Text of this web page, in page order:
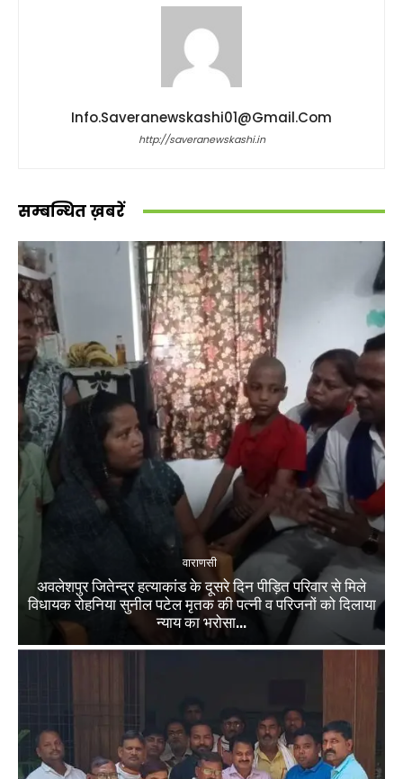
Info.saveranewskashi01@gmail.com
http://saveranewskashi.in
सम्बन्धित ख़बरें
वाराणसी
अवलेशपुर जितेन्द्र हत्याकांड के दूसरे दिन पीड़ित परिवार से मिले
विधायक रोहनिया सुनील पटेल मृतक की पत्नी व परिजनों को दिलाया
न्याय का भरोसा...